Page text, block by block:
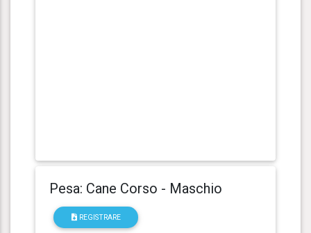
Pesa: Cane Corso - Maschio
REGISTRARE